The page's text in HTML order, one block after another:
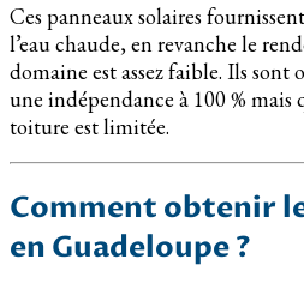
Ces panneaux solaires
l’eau chaude, en revanche le
domaine est assez faible. Ils sont
une indépendance à 100 % mais
toiture est limitée.
Comment obtenir
en Guadeloupe ?